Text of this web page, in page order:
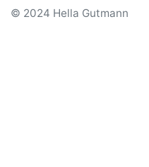
© 2024 Hella Gutmann